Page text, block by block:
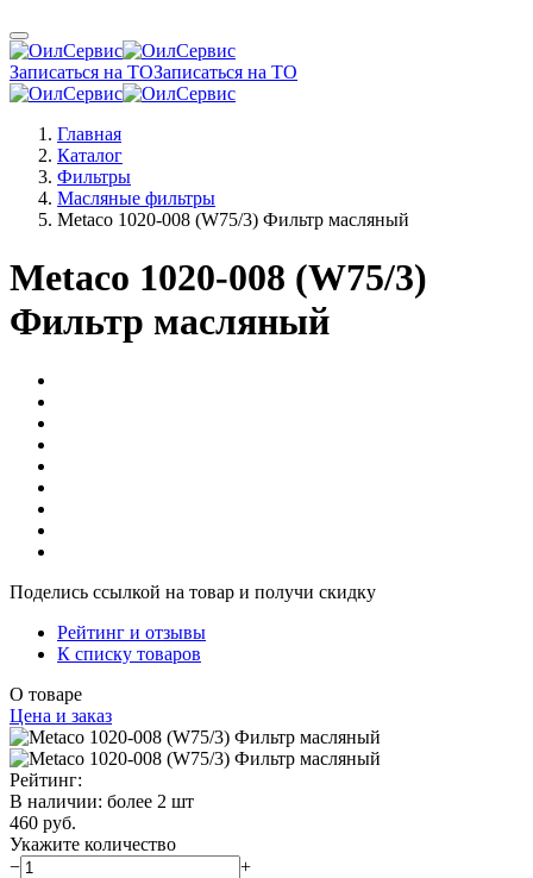
Записаться на ТОЗаписаться на ТО
Главная
Каталог
Фильтры
Масляные фильтры
Metaco 1020-008 (W75/3) Фильтр масляный
Metaco 1020-008 (W75/3)
Фильтр масляный
Поделись ссылкой на товар и получи скидку
Рейтинг и отзывы
К списку товаров
О товаре
Цена и заказ
Рейтинг:
В наличии: более 2 шт
460 руб.
Укажите количество
−
+